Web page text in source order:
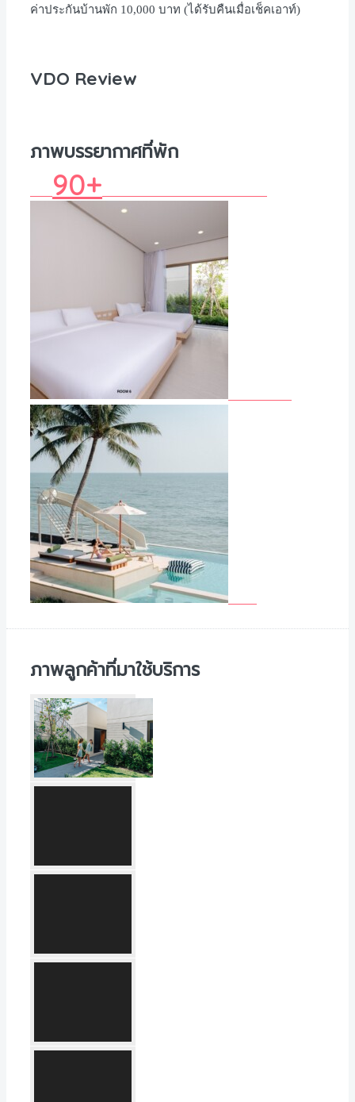
ค่าประกันบ้านพัก 10,000 บาท (ได้รับคืนเมื่อเช็คเอาท์)
VDO Review
ภาพบรรยากาศที่พัก
90+
ภาพลูกค้าที่มาใช้บริการ